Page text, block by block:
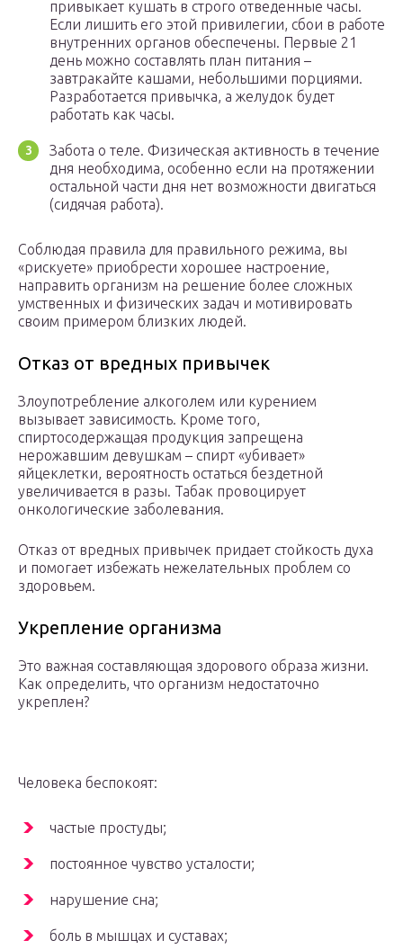
привыкает кушать в строго отведенные часы.
Если лишить его этой привилегии, сбои в работе
внутренних органов обеспечены. Первые 21
день можно составлять план питания –
завтракайте кашами, небольшими порциями.
Разработается привычка, а желудок будет
работать как часы.
Забота о теле. Физическая активность в течение
дня необходима, особенно если на протяжении
остальной части дня нет возможности двигаться
(сидячая работа).
Соблюдая правила для правильного режима, вы
«рискуете» приобрести хорошее настроение,
направить организм на решение более сложных
умственных и физических задач и мотивировать
своим примером близких людей.
Отказ от вредных привычек
Злоупотребление алкоголем или курением
вызывает зависимость. Кроме того,
спиртосодержащая продукция запрещена
нерожавшим девушкам – спирт «убивает»
яйцеклетки, вероятность остаться бездетной
увеличивается в разы. Табак провоцирует
онкологические заболевания.
Отказ от вредных привычек придает стойкость духа
и помогает избежать нежелательных проблем со
здоровьем.
Укрепление организма
Это важная составляющая здорового образа жизни.
Как определить, что организм недостаточно
укреплен?
Человека беспокоят:
частые простуды;
постоянное чувство усталости;
нарушение сна;
боль в мышцах и суставах;